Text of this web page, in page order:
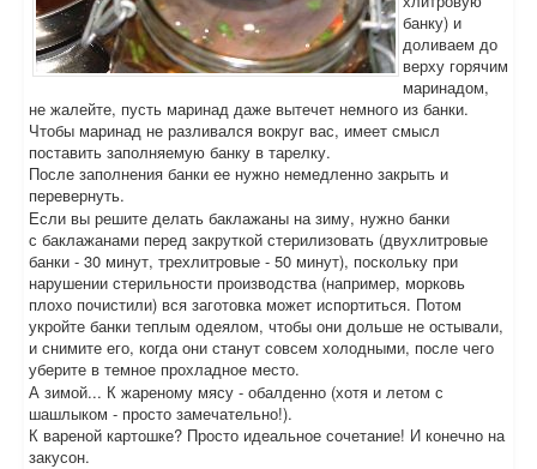
банку) и
доливаем до
верху горячим
маринадом,
не жалейте, пусть маринад даже вытечет немного из банки.
Чтобы маринад не разливался вокруг вас, имеет смысл
поставить заполняемую банку в тарелку.
После заполнения банки ее нужно немедленно закрыть и
перевернуть.
Если вы решите делать баклажаны на зиму, нужно банки
с баклажанами перед закруткой стерилизовать (двухлитровые
банки - 30 минут, трехлитровые - 50 минут), поскольку при
нарушении стерильности производства (например, морковь
плохо почистили) вся заготовка может испортиться. Потом
укройте банки теплым одеялом, чтобы они дольше не остывали,
и снимите его, когда они станут совсем холодными, после чего
уберите в темное прохладное место.
А зимой... К жареному мясу - обалденно (хотя и летом с
шашлыком - просто замечательно!).
К вареной картошке? Просто идеальное сочетание! И конечно на
закусон.